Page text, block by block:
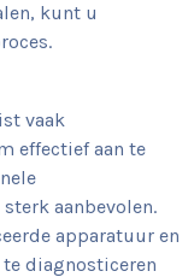
kunt u
vaak
effectief aan te
aanbevolen.
apparatuur en
diagnosticeren